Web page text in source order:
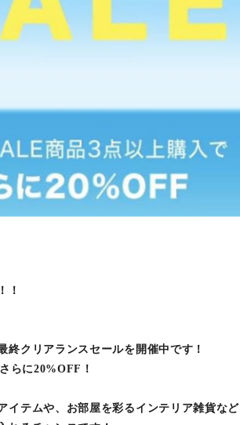
！
終クリアランスセールを開催中です！
らに20%OFF！
イテムや、お部屋を彩るインテリア雑貨など